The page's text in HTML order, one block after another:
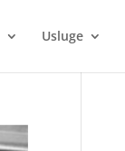
Usluge